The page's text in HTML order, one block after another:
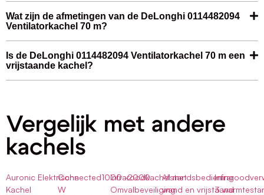
Wat zijn de afmetingen van de DeLonghi 0114482094
Ventilatorkachel 70 m?
Is de DeLonghi 0114482094 Ventilatorkachel 70 m een
vrijstaande kachel?
Vergelijk met andere
kachels
Auronic Elektrische
Kachel
Connected1000 -2000
W
Infraroodkachel met
Omvalbeveiliging
Afstandsbediening
wand en vrijstaand
3